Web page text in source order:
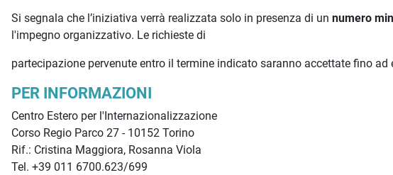
Si segnala che l’iniziativa verrà realizzata solo in presenza di un numero
l'impegno organizzativo. Le richieste di
partecipazione pervenute entro il termine indicato saranno accettate fino
PER INFORMAZIONI
Centro Estero per l'Internazionalizzazione
Corso Regio Parco 27 - 10152 Torino
Rif.: Cristina Maggiora, Rosanna Viola
Tel. +39 011 6700.623/699